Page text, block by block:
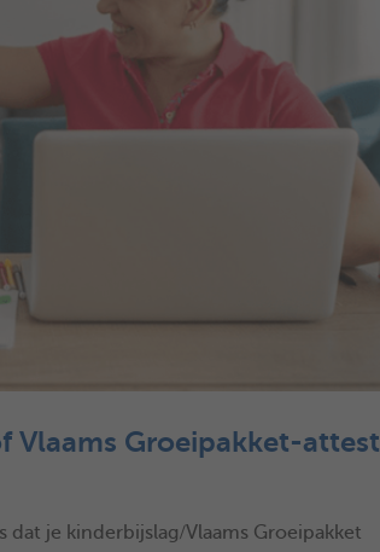
Vlaams Groeipakket-attest
dat je kinderbijslag/Vlaams Groeipakket